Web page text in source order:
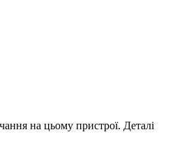
на цьому пристрої. Деталі